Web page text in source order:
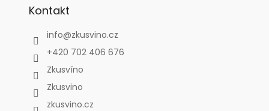
Kontakt
info@zkusvino.cz
+420 702 406 676
Zkusvíno
Zkusvino
zkusvino.cz